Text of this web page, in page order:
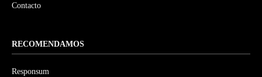
Contacto
RECOMENDAMOS
Responsum